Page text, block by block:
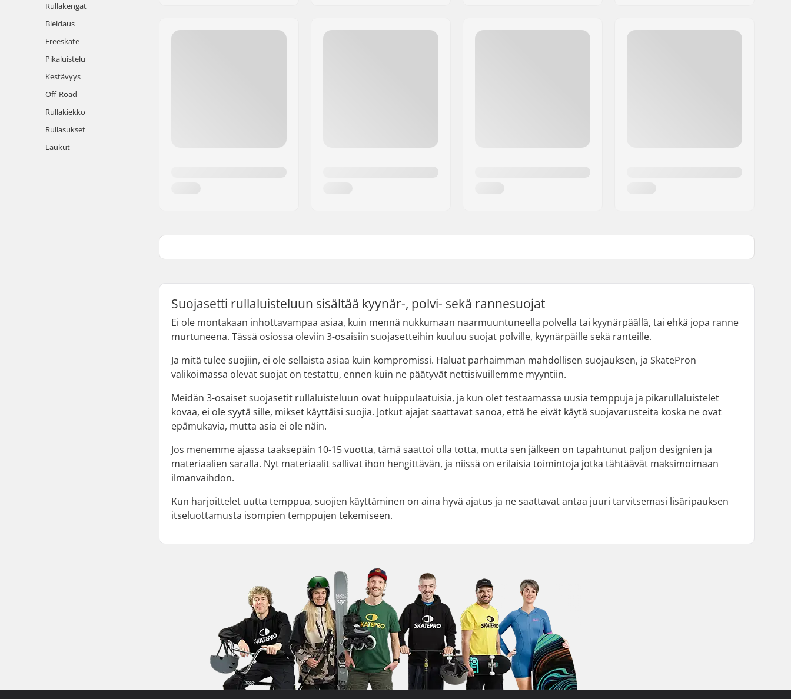
Rullakengät
Bleidaus
Freeskate
Pikaluistelu
Kestävyys
Off-Road
Rullakiekko
Rullasukset
Laukut
Suojasetti rullaluisteluun sisältää kyynär-, polvi- sekä rannesuojat
Ei ole montakaan inhottavampaa asiaa, kuin mennä nukkumaan naarmuuntuneella polvella tai kyynärpäällä, tai ehkä jopa ranne
murtuneena. Tässä osiossa oleviin 3-osaisiin suojasetteihin kuuluu suojat polville, kyynärpäille sekä ranteille.
Ja mitä tulee suojiin, ei ole sellaista asiaa kuin kompromissi. Haluat parhaimman mahdollisen suojauksen, ja SkatePron
valikoimassa olevat suojat on testattu, ennen kuin ne päätyvät nettisivuillemme myyntiin.
Meidän 3-osaiset suojasetit rullaluisteluun ovat huippulaatuisia, ja kun olet testaamassa uusia temppuja ja pikarullaluistelet
kovaa, ei ole syytä sille, mikset käyttäisi suojia. Jotkut ajajat saattavat sanoa, että he eivät käytä suojavarusteita koska ne ovat
epämukavia, mutta asia ei ole näin.
Jos menemme ajassa taaksepäin 10-15 vuotta, tämä saattoi olla totta, mutta sen jälkeen on tapahtunut paljon designien ja
materiaalien saralla. Nyt materiaalit sallivat ihon hengittävän, ja niissä on erilaisia toimintoja jotka tähtäävät maksimoimaan
ilmanvaihdon.
Kun harjoittelet uutta temppua, suojien käyttäminen on aina hyvä ajatus ja ne saattavat antaa juuri tarvitsemasi lisäripauksen
itseluottamusta isompien temppujen tekemiseen.